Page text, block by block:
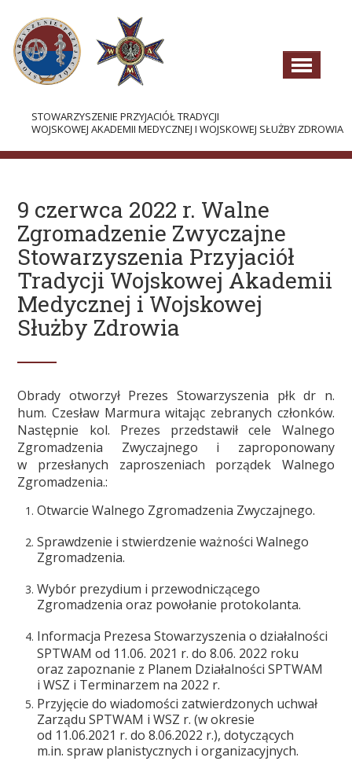
STOWARZYSZENIE PRZYJACIÓŁ TRADYCJI
WOJSKOWEJ AKADEMII MEDYCZNEJ I WOJSKOWEJ SŁUŻBY ZDROWIA
O STOWARZYSZENIU
WŁADZE
DOKUMENTY
HISTORIA I TRADYCJE
PROJEKTY
PARTNERZY
KONTAKT
9 czerwca 2022 r. Walne
Zgromadzenie Zwyczajne
Stowarzyszenia Przyjaciół
Tradycji Wojskowej Akademii
Medycznej i Wojskowej
Służby Zdrowia
Obrady otworzył Prezes Stowarzyszenia płk dr n.
hum. Czesław Marmura witając zebranych członków.
Następnie kol. Prezes przedstawił cele Walnego
Zgromadzenia Zwyczajnego i zaproponowany
w przesłanych zaproszeniach porządek Walnego
Zgromadzenia.:
Otwarcie Walnego Zgromadzenia Zwyczajnego.
Sprawdzenie i stwierdzenie ważności Walnego
Zgromadzenia.
Wybór prezydium i przewodniczącego
Zgromadzenia oraz powołanie protokolanta.
Informacja Prezesa Stowarzyszenia o działalności
SPTWAM od 11.06. 2021 r. do 8.06. 2022 roku
oraz zapoznanie z Planem Działalności SPTWAM
i WSZ i Terminarzem na 2022 r.
Przyjęcie do wiadomości zatwierdzonych uchwał
Zarządu SPTWAM i WSZ r. (w okresie
od 11.06.2021 r. do 8.06.2022 r.), dotyczących
m.in. spraw planistycznych i organizacyjnych.